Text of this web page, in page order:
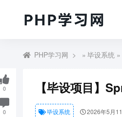
PHP学习网 » 毕设系统
【毕设项目】
毕设系统 2026年5月
0
0